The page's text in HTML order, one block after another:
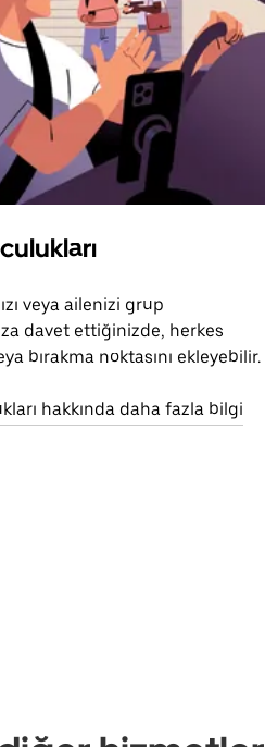
veya ailenizi grup
davet ettiğinizde, herkes
bırakma noktasını ekleyebilir.
hakkında daha fazla bilgi